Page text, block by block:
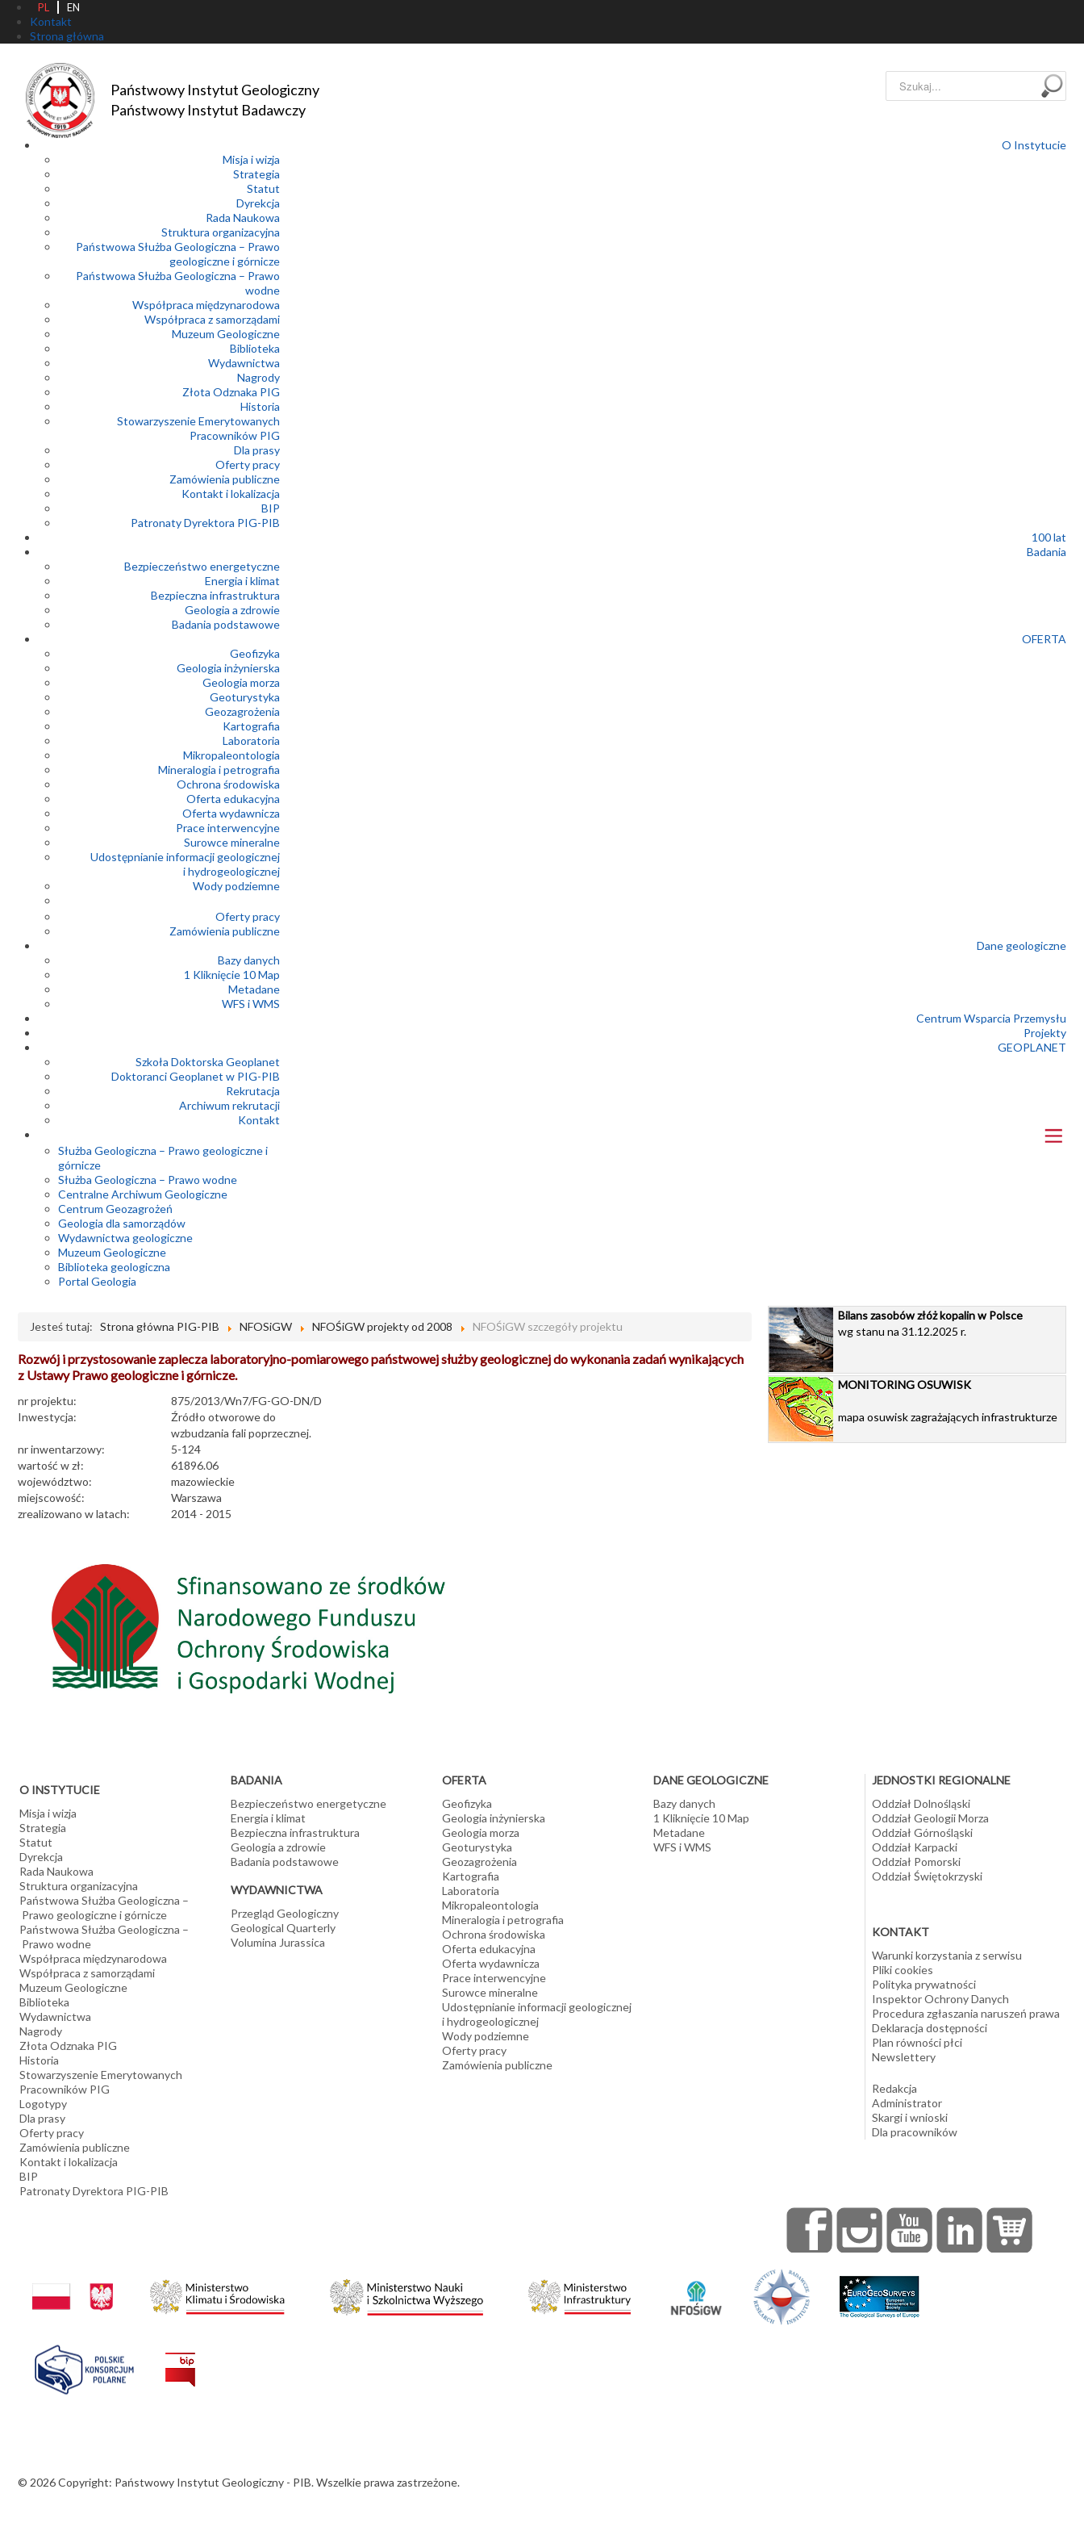
PL EN
Kontakt
Strona główna
Państwowy Instytut Geologiczny
Państwowy Instytut Badawczy
Szukaj...
O Instytucie
Misja i wizja
Strategia
Statut
Dyrekcja
Rada Naukowa
Struktura organizacyjna
Państwowa Służba Geologiczna – Prawo
geologiczne i górnicze
Państwowa Służba Geologiczna – Prawo
wodne
Współpraca międzynarodowa
Współpraca z samorządami
Muzeum Geologiczne
Biblioteka
Wydawnictwa
Nagrody
Złota Odznaka PIG
Historia
Stowarzyszenie Emerytowanych
Pracowników PIG
Dla prasy
Oferty pracy
Zamówienia publiczne
Kontakt i lokalizacja
BIP
Patronaty Dyrektora PIG-PIB
100 lat
Badania
Bezpieczeństwo energetyczne
Energia i klimat
Bezpieczna infrastruktura
Geologia a zdrowie
Badania podstawowe
OFERTA
Geofizyka
Geologia inżynierska
Geologia morza
Geoturystyka
Geozagrożenia
Kartografia
Laboratoria
Mikropaleontologia
Mineralogia i petrografia
Ochrona środowiska
Oferta edukacyjna
Oferta wydawnicza
Prace interwencyjne
Surowce mineralne
Udostępnianie informacji geologicznej
i hydrogeologicznej
Wody podziemne
Oferty pracy
Zamówienia publiczne
Dane geologiczne
Bazy danych
1 Kliknięcie 10 Map
Metadane
WFS i WMS
Centrum Wsparcia Przemysłu
Projekty
GEOPLANET
Szkoła Doktorska Geoplanet
Doktoranci Geoplanet w PIG-PIB
Rekrutacja
Archiwum rekrutacji
Kontakt
Służba Geologiczna – Prawo geologiczne i
górnicze
Służba Geologiczna – Prawo wodne
Centralne Archiwum Geologiczne
Centrum Geozagrożeń
Geologia dla samorządów
Wydawnictwa geologiczne
Muzeum Geologiczne
Biblioteka geologiczna
Portal Geologia
Jesteś tutaj: Strona główna PIG-PIB NFOSiGW NFOŚiGW projekty od 2008 NFOŚiGW szczegóły projektu
Rozwój i przystosowanie zaplecza laboratoryjno-pomiarowego państwowej służby geologicznej do wykonania zadań wynikających
z Ustawy Prawo geologiczne i górnicze.
nr projektu:
875/2013/Wn7/FG-GO-DN/D
Inwestycja:
Źródło otworowe do
wzbudzania fali poprzecznej.
nr inwentarzowy:
5-124
wartość w zł:
61896.06
województwo:
mazowieckie
miejscowość:
Warszawa
zrealizowano w latach:
2014 - 2015
Bilans zasobów złóż kopalin w Polsce
wg stanu na 31.12.2025 r.
MONITORING OSUWISK
mapa osuwisk zagrażających infrastrukturze
O INSTYTUCIE
Misja i wizja
Strategia
Statut
Dyrekcja
Rada Naukowa
Struktura organizacyjna
Państwowa Służba Geologiczna –
Prawo geologiczne i górnicze
Państwowa Służba Geologiczna –
Prawo wodne
Współpraca międzynarodowa
Współpraca z samorządami
Muzeum Geologiczne
Biblioteka
Wydawnictwa
Nagrody
Złota Odznaka PIG
Historia
Stowarzyszenie Emerytowanych
Pracowników PIG
Logotypy
Dla prasy
Oferty pracy
Zamówienia publiczne
Kontakt i lokalizacja
BIP
Patronaty Dyrektora PIG-PIB
BADANIA
Bezpieczeństwo energetyczne
Energia i klimat
Bezpieczna infrastruktura
Geologia a zdrowie
Badania podstawowe
WYDAWNICTWA
Przegląd Geologiczny
Geological Quarterly
Volumina Jurassica
OFERTA
Geofizyka
Geologia inżynierska
Geologia morza
Geoturystyka
Geozagrożenia
Kartografia
Laboratoria
Mikropaleontologia
Mineralogia i petrografia
Ochrona środowiska
Oferta edukacyjna
Oferta wydawnicza
Prace interwencyjne
Surowce mineralne
Udostępnianie informacji geologicznej
i hydrogeologicznej
Wody podziemne
Oferty pracy
Zamówienia publiczne
DANE GEOLOGICZNE
Bazy danych
1 Kliknięcie 10 Map
Metadane
WFS i WMS
JEDNOSTKI REGIONALNE
Oddział Dolnośląski
Oddział Geologii Morza
Oddział Górnośląski
Oddział Karpacki
Oddział Pomorski
Oddział Świętokrzyski
KONTAKT
Warunki korzystania z serwisu
Pliki cookies
Polityka prywatności
Inspektor Ochrony Danych
Procedura zgłaszania naruszeń prawa
Deklaracja dostępności
Plan równości płci
Newslettery
Redakcja
Administrator
Skargi i wnioski
Dla pracowników
© 2026 Copyright: Państwowy Instytut Geologiczny - PIB. Wszelkie prawa zastrzeżone.